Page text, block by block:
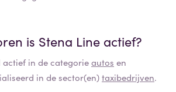
is Stena Line actief?
actief in de categorieautos en
in de sector(en)taxibedrijven.